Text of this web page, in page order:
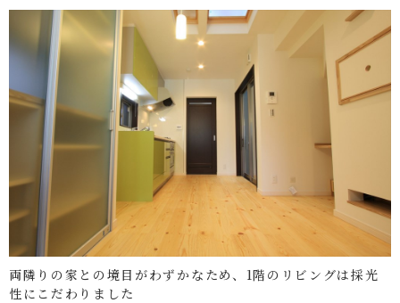
両隣りの家との境目がわずかなため、1階のリビングは採光
性にこだわりました